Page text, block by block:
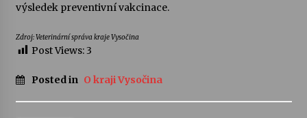
výsledek preventivní vakcinace.
Zdroj: Veterinární správa kraje Vysočina
Post Views:3
Posted in O kraji Vysočina